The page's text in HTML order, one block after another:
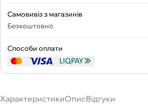
Самовивіз з магазинів
Безкоштовно
Способи оплати
ХарактеристикиОписВідгуки